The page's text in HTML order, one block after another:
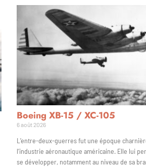
Boeing XB-15 / XC-105
6 août 2026
L’entre-deux-guerres fut une époque
l’industrie aéronautique américaine. Elle lui
se développer, notamment au niveau de sa